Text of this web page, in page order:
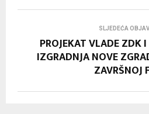
SLJEDEĆA
PROJEKAT VLADE ZDK
IZGRADNJA NOVE
ZAVRŠNOJ